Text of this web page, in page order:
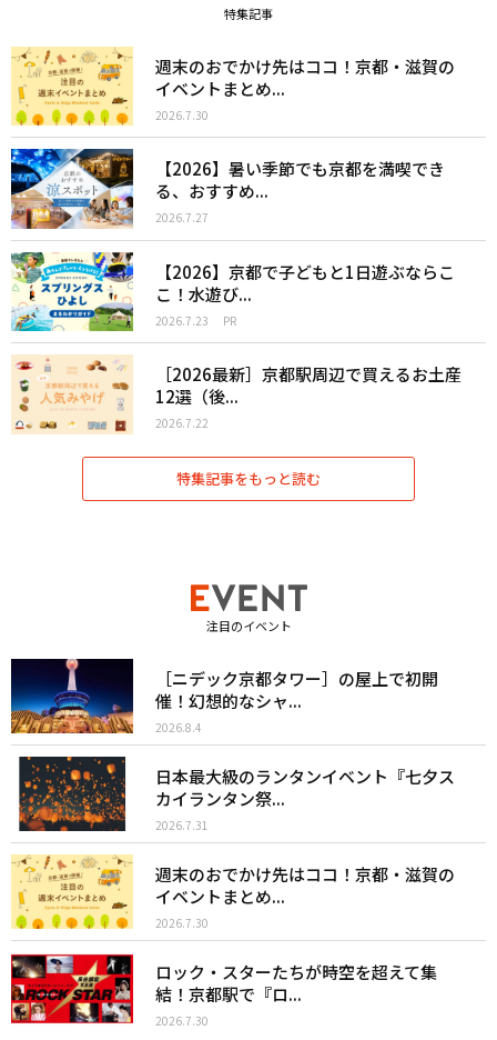
特集記事
週末のおでかけ先はココ！京都・滋賀の
イベントまとめ...
2026.7.30
【2026】暑い季節でも京都を満喫でき
る、おすすめ...
2026.7.27
【2026】京都で子どもと1日遊ぶならこ
こ！水遊び...
2026.7.23 PR
［2026最新］京都駅周辺で買えるお土産
12選（後...
2026.7.22
特集記事をもっと読む
注目のイベント
［ニデック京都タワー］の屋上で初開
催！幻想的なシャ...
2026.8.4
日本最大級のランタンイベント『七夕ス
カイランタン祭...
2026.7.31
週末のおでかけ先はココ！京都・滋賀の
イベントまとめ...
2026.7.30
ロック・スターたちが時空を超えて集
結！京都駅で『ロ...
2026.7.30